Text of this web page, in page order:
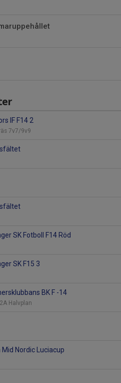
IF F14 2
7v7/9v9
SK Fotboll F14 Röd
SK F15 3
BK F -14
Halvplan
Nordic Luciacup